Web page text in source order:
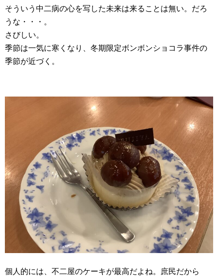
そういう中二病の心を写した未来は来ることは無い。だろ
うな・・・。
さびしい。
季節は一気に寒くなり、冬期限定ボンボンショコラ事件の
季節が近づく。
個人的には、不二屋のケーキが最高だよね。庶民だから